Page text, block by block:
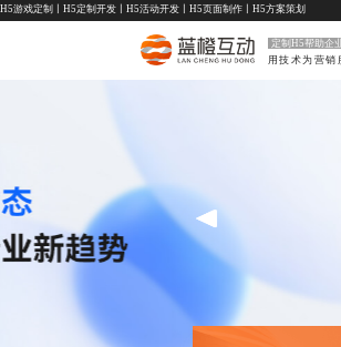
H5游戏定制 H5定制开发 H5活动开发 H5页面制作 H5方案策划
定制H5帮助企
用技术为营销